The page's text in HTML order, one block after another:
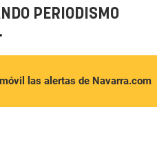
PERIODISMO
las alertas de Navarra.com